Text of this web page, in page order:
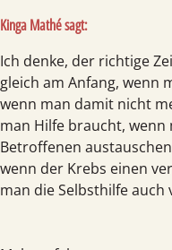
Kinga Mathé sagt:
Ich denke, der richtige
gleich am Anfang, wenn
wenn man damit nicht
man Hilfe braucht,
Betroffenen
wenn der Krebs einen
man die Selbsthilfe auch